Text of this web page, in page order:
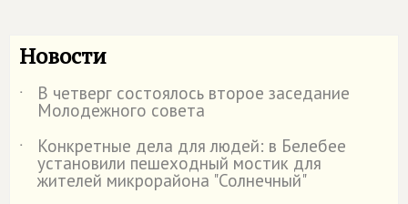
Новости
˙ В четверг состоялось второе заседание
Молодежного совета
˙
Конкретные дела для людей: в Белебее
установили пешеходный мостик для
жителей микрорайона "Солнечный"